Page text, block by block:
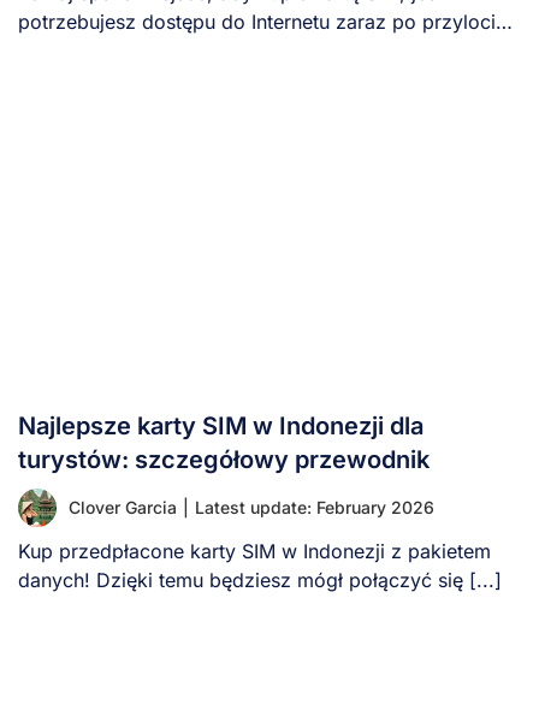
potrzebujesz dostępu do Internetu zaraz po przylocie.
Najlepsze karty SIM w Indonezji dla
turystów: szczegółowy przewodnik
Clover Garcia Latest update: February 2026
Kup przedpłacone karty SIM w Indonezji z pakietem
danych! Dzięki temu będziesz mógł połączyć się [...]